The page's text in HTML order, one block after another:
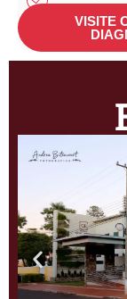
VISITE